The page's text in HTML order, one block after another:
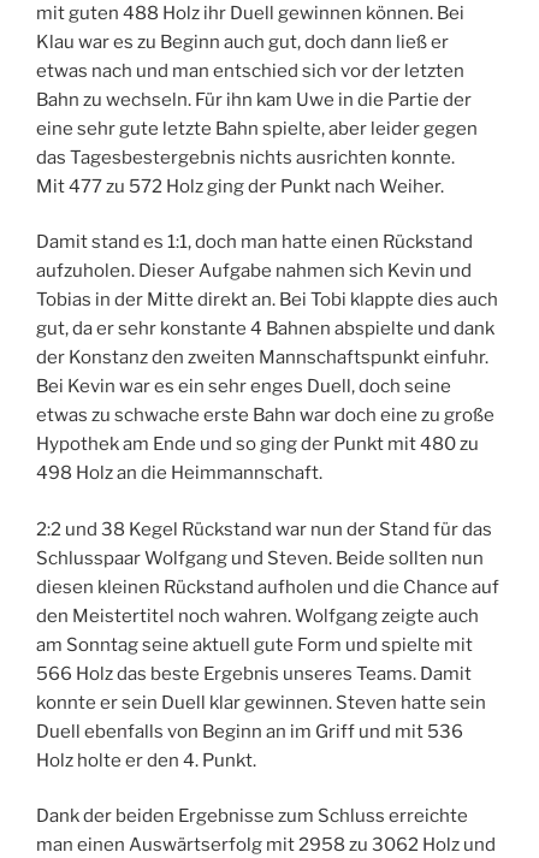
mit guten 488 Holz ihr Duell gewinnen können. Bei
Klau war es zu Beginn auch gut, doch dann ließ er
etwas nach und man entschied sich vor der letzten
Bahn zu wechseln. Für ihn kam Uwe in die Partie der
eine sehr gute letzte Bahn spielte, aber leider gegen
das Tagesbestergebnis nichts ausrichten konnte.
Mit 477 zu 572 Holz ging der Punkt nach Weiher.
Damit stand es 1:1, doch man hatte einen Rückstand
aufzuholen. Dieser Aufgabe nahmen sich Kevin und
Tobias in der Mitte direkt an. Bei Tobi klappte dies auch
gut, da er sehr konstante 4 Bahnen abspielte und dank
der Konstanz den zweiten Mannschaftspunkt einfuhr.
Bei Kevin war es ein sehr enges Duell, doch seine
etwas zu schwache erste Bahn war doch eine zu große
Hypothek am Ende und so ging der Punkt mit 480 zu
498 Holz an die Heimmannschaft.
2:2 und 38 Kegel Rückstand war nun der Stand für das
Schlusspaar Wolfgang und Steven. Beide sollten nun
diesen kleinen Rückstand aufholen und die Chance auf
den Meistertitel noch wahren. Wolfgang zeigte auch
am Sonntag seine aktuell gute Form und spielte mit
566 Holz das beste Ergebnis unseres Teams. Damit
konnte er sein Duell klar gewinnen. Steven hatte sein
Duell ebenfalls von Beginn an im Griff und mit 536
Holz holte er den 4. Punkt.
Dank der beiden Ergebnisse zum Schluss erreichte
man einen Auswärtserfolg mit 2958 zu 3062 Holz und